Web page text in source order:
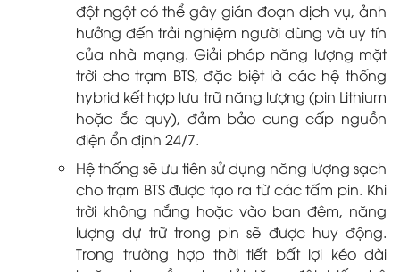
đột ngột có thể gây gián đoạn dịch vụ, ảnh
hưởng đến trải nghiệm người dùng và uy tín
của nhà mạng. Giải pháp năng lượng mặt
trời cho trạm BTS, đặc biệt là các hệ thống
hybrid kết hợp lưu trữ năng lượng (pin Lithium
hoặc ắc quy), đảm bảo cung cấp nguồn
điện ổn định 24/7.
Hệ thống sẽ ưu tiên sử dụng năng lượng sạch
cho trạm BTS được tạo ra từ các tấm pin. Khi
trời không nắng hoặc vào ban đêm, năng
lượng dự trữ trong pin sẽ được huy động.
Trong trường hợp thời tiết bất lợi kéo dài